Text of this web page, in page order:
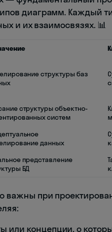
диаграмм. Каждый
и их взаимосвязях. 📊
структуры баз
структуры объектно-
систем
данных
представление
БД
важны при
или концепции, о